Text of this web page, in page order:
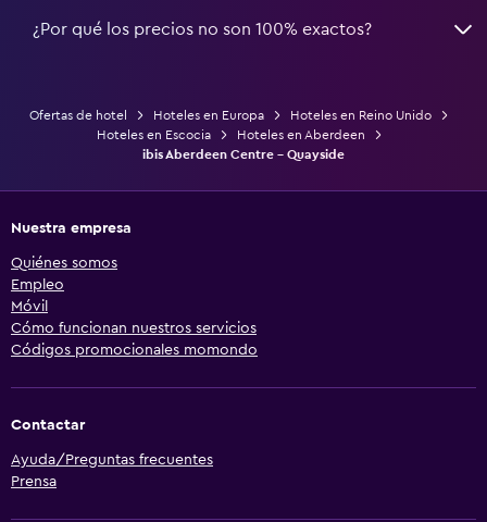
¿Por qué los precios no son 100% exactos?
Ofertas de hotel Hoteles en Europa
Hoteles en Reino Unido
Hoteles en Escocia
Hoteles en Aberdeen
ibis Aberdeen Centre - Quayside
Nuestra empresa
Quiénes somos
Empleo
Móvil
Cómo funcionan nuestros servicios
Códigos promocionales momondo
Contactar
Ayuda/Preguntas frecuentes
Prensa